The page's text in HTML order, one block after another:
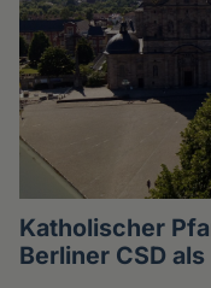
Katholischer
Berliner CSD